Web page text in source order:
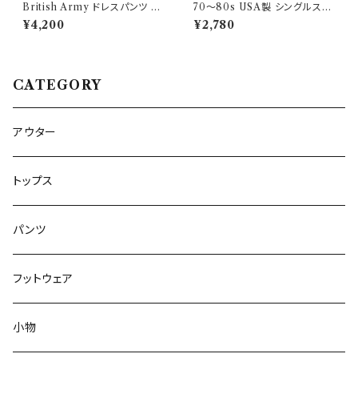
British Army ドレスパンツ イ
ギリス軍 スラックス ミリタリー
パンツ ウールパンツ2
¥4,200
70〜80s USA製 シングルステ
ッチT ヴィンテージTシャツ
¥2,780
CATEGORY
アウター
トップス
パンツ
フットウェア
小物